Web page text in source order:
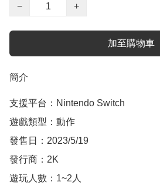
−
+
加至購物車
簡介
支援平台：Nintendo Switch
遊戲類型：動作
發售日：2023/5/19
發行商：2K
遊玩人數：1~2人